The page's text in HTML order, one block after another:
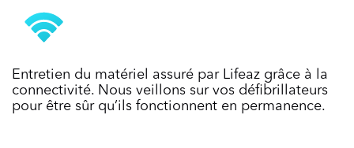
Entretien du matériel assuré par Lifeaz grâce à la
connectivité. Nous veillons sur vos défibrillateurs
pour être sûr qu’ils fonctionnent en permanence.